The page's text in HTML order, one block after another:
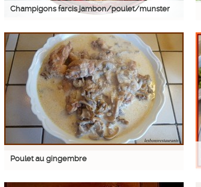
Champigons farcis jambon/poulet/munster
Poulet au gingembre